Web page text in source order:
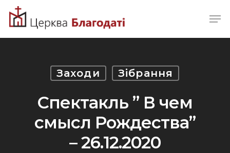
Skip
Заходи Зібрання
Спектакль ” В чем
смысл Рождества”
– 26.12.2020